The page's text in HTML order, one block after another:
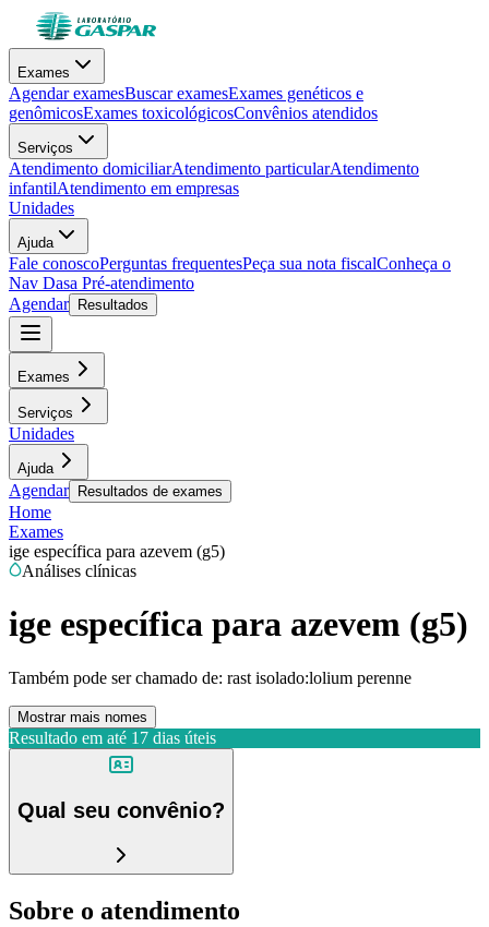
Exames
Agendar examesBuscar examesExames genéticos e
genômicosExames toxicológicosConvênios atendidos
Serviços
Atendimento domiciliarAtendimento particularAtendimento
infantilAtendimento em empresas
Unidades
Ajuda
Fale conoscoPerguntas frequentesPeça sua nota fiscalConheça o
Nav Dasa Pré-atendimento
Agendar
Resultados
Exames
Serviços
Unidades
Ajuda
Agendar Resultados de exames
Home
Exames
ige específica para azevem (g5)
Análises clínicas
ige específica para azevem (g5)
Também pode ser chamado de: rast isolado:lolium perenne
Mostrar mais nomes
Resultado em até 17 dias úteis
Qual seu convênio?
Sobre o atendimento